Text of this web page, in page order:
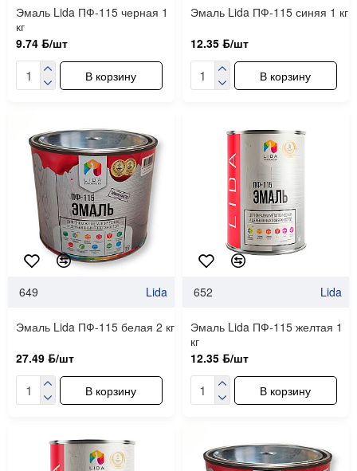
Эмаль Lida ПФ-115 черная 1
кг
9.74 ƃ/шт
В корзину
Эмаль Lida ПФ-115 синяя 1 кг
12.35 ƃ/шт
В корзину
649 Lida
Эмаль Lida ПФ-115 белая 2 кг
27.49 ƃ/шт
В корзину
652 Lida
Эмаль Lida ПФ-115 желтая 1
кг
12.35 ƃ/шт
В корзину